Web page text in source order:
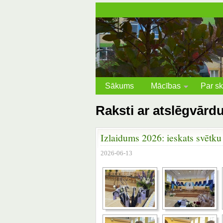
Sākums Mācības Par
Raksti ar
Izlaidums 2026: ieskats
2026-06-13